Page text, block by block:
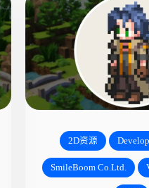
2D资源
SmileBoom Co.Ltd.